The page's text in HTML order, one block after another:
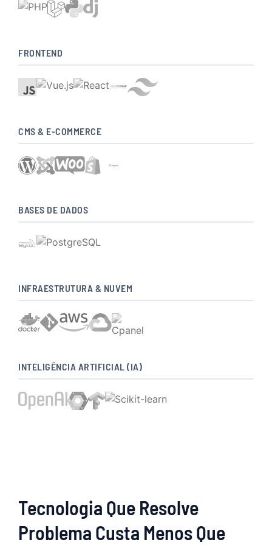
FRONTEND
CMS & E-COMMERCE
BASES DE DADOS
INFRAESTRUTURA & NUVEM
INTELIGÊNCIA ARTIFICIAL (IA)
Tecnologia Que Resolve
Problema Custa Menos Que